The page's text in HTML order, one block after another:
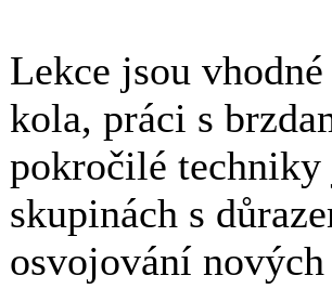
Lekce jsou
kola, práci s
pokročilé
skupinách s
osvojování